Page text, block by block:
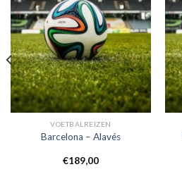
VOETBALREIZEN
Barcelona – Alavés
€189,00